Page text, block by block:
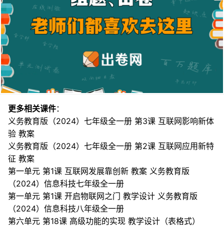
更多相关课件：
义务教育版（2024）七年级全一册 第3课 互联网影响新体
验 教案
义务教育版（2024）七年级全一册 第2课 互联网应用新特
征 教案
第一单元 第1课 互联网发展靠创新 教案 义务教育版
（2024）信息科技七年级全一册
第一单元 第1课 开启物联网之门 教学设计 义务教育版
（2024）信息科技八年级全一册
第六单元 第18课 高级功能的实现 教学设计（表格式）